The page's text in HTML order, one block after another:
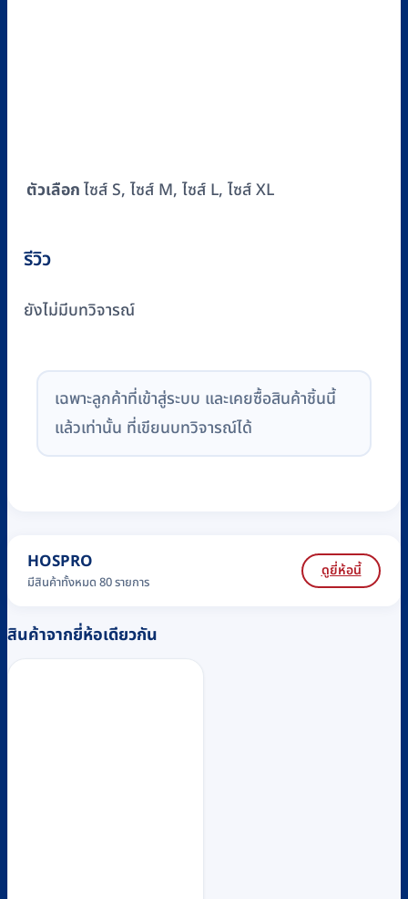
ตัวเลือกไซส์ S, ไซส์ M, ไซส์ L, ไซส์ XL
รีวิว
ยังไม่มีบทวิจารณ์
เฉพาะลูกค้าที่เข้าสู่ระบบ และเคยซื้อสินค้าชิ้นนี้
แล้วเท่านั้น ที่เขียนบทวิจารณ์ได้
HOSPRO
มีสินค้าทั้งหมด 80 รายการ
ดูยี่ห้อนี้
สินค้าจากยี่ห้อเดียวกัน